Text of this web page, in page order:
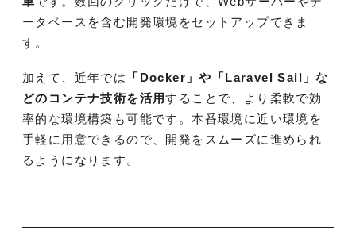
ータベースを含む開発環境をセットアップできま
す。
加えて、近年では
「Docker」や「Laravel Sail」な
どのコンテナ技術を活用することで、より柔軟で効
率的な環境構築も可能です。本番環境に近い環境を
手軽に用意できるので、開発をスムーズに進められ
るようになります。